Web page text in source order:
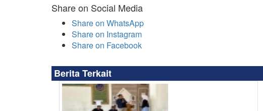
Share on Social Media
Share on WhatsApp
Share on Instagram
Share on Facebook
Berita Terkait